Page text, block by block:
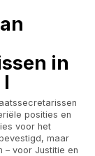
in
posities en
voor het
maar
– voor Justitie en